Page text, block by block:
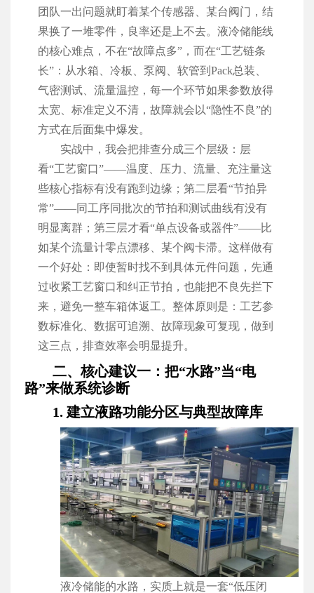
团队一出问题就盯着某个传感器、某台阀门，结
果换了一堆零件，良率还是上不去。液冷储能线
的核心难点，不在“故障点多”，而在“工艺链条
长”：从水箱、冷板、泵阀、软管到Pack总装、
气密测试、流量温控，每一个环节如果参数放得
太宽、标准定义不清，故障就会以“隐性不良”的
方式在后面集中爆发。
实战中，我会把排查分成三个层级：层
看“工艺窗口”——温度、压力、流量、充注量这
些核心指标有没有跑到边缘；第二层看“节拍异
常”——同工序同批次的节拍和测试曲线有没有
明显离群；第三层才看“单点设备或器件”——比
如某个流量计零点漂移、某个阀卡滞。这样做有
一个好处：即使暂时找不到具体元件问题，先通
过收紧工艺窗口和纠正节拍，也能把不良先拦下
来，避免一整车箱体返工。整体原则是：工艺参
数标准化、数据可追溯、故障现象可复现，做到
这三点，排查效率会明显提升。
二、核心建议一：把“水路”当“电
路”来做系统诊断
1. 建立液路功能分区与典型故障库
液冷储能的水路，实质上就是一套“低压闭